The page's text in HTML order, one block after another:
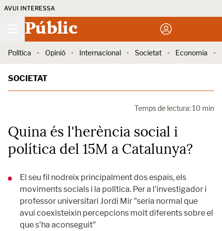
AVUI INTERESSA
Públic
Política Opinió Internacional Societat Economia
SOCIETAT
Temps de lectura: 10 min
Quina és l'herència social i
política del 15M a Catalunya?
El seu fil nodreix principalment dos espais, els
moviments socials i la política. Per a l'investigador i
professor universitari Jordi Mir "seria normal que
avui coexisteixin percepcions molt diferents sobre el
que s'ha aconseguit"